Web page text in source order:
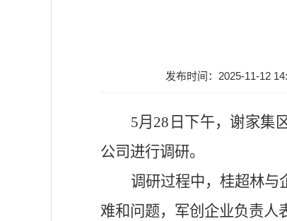
发布时间：2025-11-12
5月28日下午，谢家集
公司进行调研。
调研过程中，桂超林与
难和问题，军创企业负责人